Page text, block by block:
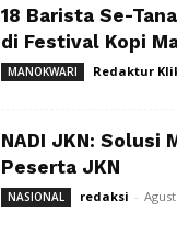
18 Barista Se-
di Festival Kopi
MANOKWARI Redaktur
NADI JKN: Solusi
Peserta JKN
NASIONAL redaksi -